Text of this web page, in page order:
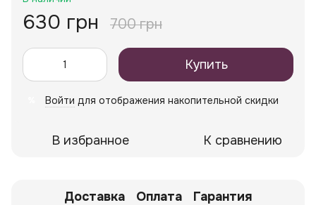
630 грн 700 грн
Купить
Войти для отображения накопительной скидки
В избранное К сравнению
Доставка Оплата Гарантия